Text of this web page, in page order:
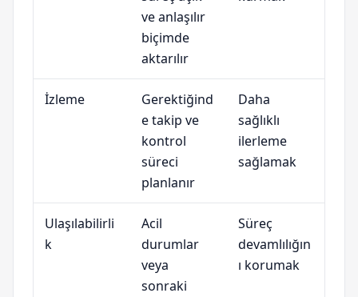
ve anlaşılır
biçimde
aktarılır
İzleme
Gerektiğind
e takip ve
kontrol
süreci
planlanır
Daha
sağlıklı
ilerleme
sağlamak
Ulaşılabilirli
k
Acil
durumlar
veya
sonraki
Süreç
devamlılığın
ı korumak